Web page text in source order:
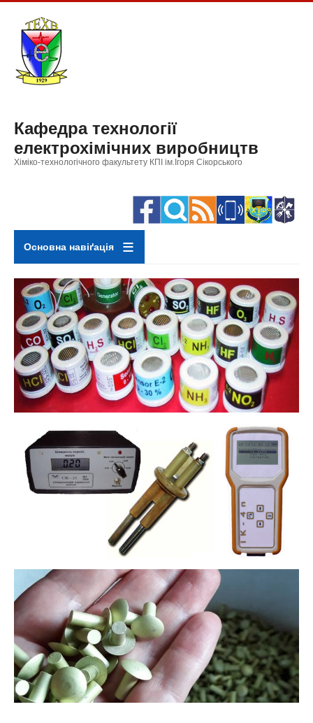
основного
вмісту
Кафедра технології
електрохімічних виробництв
Хіміко-технологічного факультету КПІ ім.Ігоря Сікорського
Основна навіґація